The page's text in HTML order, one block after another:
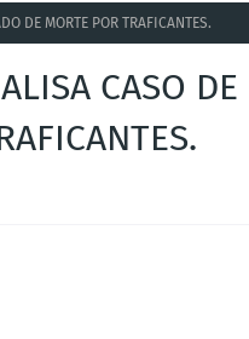
DE MORTE POR TRAFICANTES.
CASO DE